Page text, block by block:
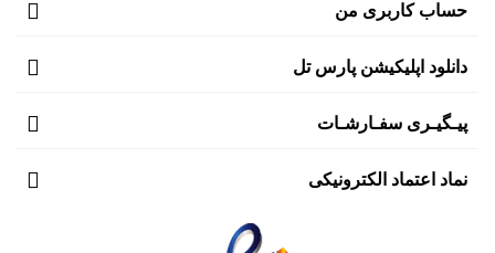
حساب کاربری من
دانلود اپلیکیشن پارس تل
پیـگیـری سفـارشـات
نماد اعتماد الکترونیکی